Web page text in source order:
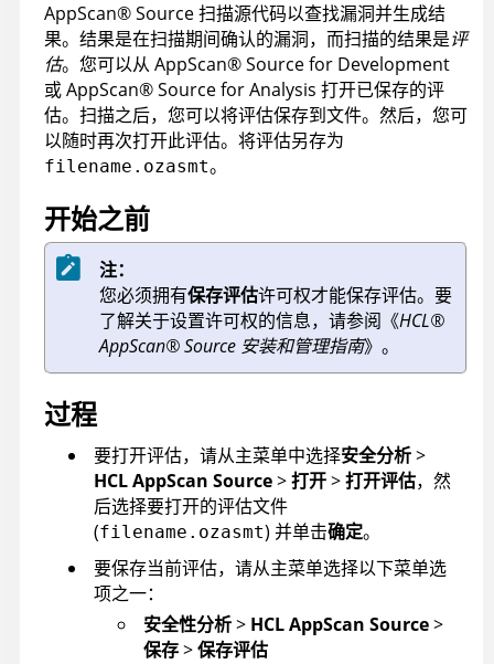
AppScan®Source扫描源代码以查找漏洞并生成结
果。结果是在扫描期间确认的漏洞，而扫描的结果是评
估。您可以从 AppScan®Source for Development
或AppScan®Source for Analysis 打开已保存的评
估。扫描之后，您可以将评估保存到文件。然后，您可
以随时再次打开此评估。将评估另存为
filename.ozasmt。
开始之前
注：
您必须拥有保存评估许可权才能保存评估。要
了解关于设置许可权的信息，请参阅《HCL®
AppScan®Source 安装和管理指南》。
过程
要打开评估，请从主菜单中选择安全分析>
HCL AppScan Source>打开>打开评估，然
后选择要打开的评估文件
(filename.ozasmt) 并单击确定。
要保存当前评估，请从主菜单选择以下菜单选
项之一：
安全性分析> HCL AppScan Source>
保存>保存评估